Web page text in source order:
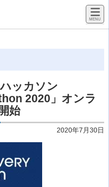
ッカソン
2020」オンラ
始
2020年7月30日